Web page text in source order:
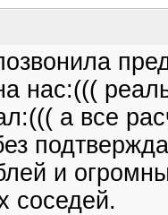
нас:(((
а все
и
соседей.